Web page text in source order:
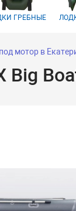
ГРЕБНЫЕ
мотор в